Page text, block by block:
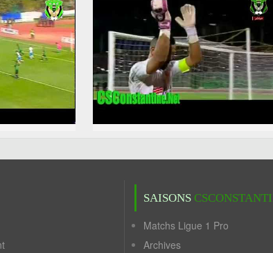
SAISONS
Matchs Ligue 1 Pro
Archives